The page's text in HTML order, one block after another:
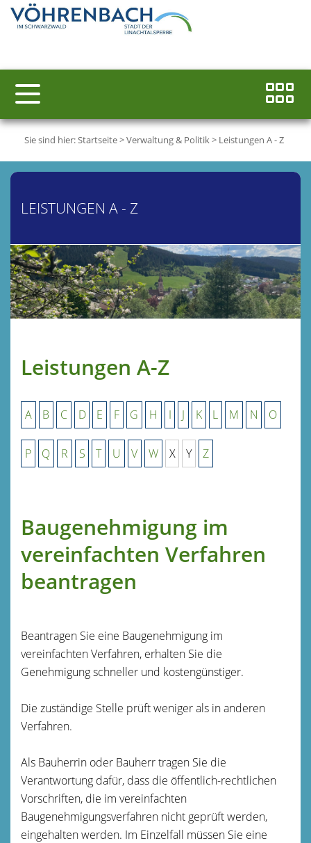
Sie sind hier:Startseite>Verwaltung & Politik> Leistungen A - Z
LEISTUNGEN A - Z
Leistungen A-Z
A B C D E F G H I J K L M N O
P Q R S T U V W X Y Z
Baugenehmigung im
vereinfachten Verfahren
beantragen
Beantragen Sie eine Baugenehmigung im
vereinfachten Verfahren, erhalten Sie die
Genehmigung schneller und kostengünstiger.
Die zuständige Stelle prüft weniger als in anderen
Verfahren.
Als Bauherrin oder Bauherr tragen Sie die
Verantwortung dafür, dass die öffentlich-rechtlichen
Vorschriften, die im vereinfachten
Baugenehmigungsverfahren nicht geprüft werden,
eingehalten werden. Im Einzelfall müssen Sie eine